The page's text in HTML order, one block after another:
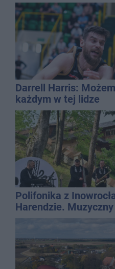
Darrell Harris:
każdym w tej lidze
Polifonika z
Harendzie. Muzyczny
Kasprowicza